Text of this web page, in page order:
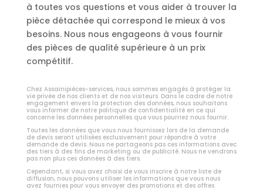
à toutes vos questions et vous aider à trouver la
pièce détachée qui correspond le mieux à vos
besoins. Nous nous engageons à vous fournir
des pièces de qualité supérieure à un prix
compétitif.
Chez Assainipièces-services, nous sommes engagés à protéger la
vie privée de nos clients et de nos visiteurs. Dans le cadre de notre
engagement envers la protection des données, nous souhaitons
vous informer de notre politique de confidentialité en ce qui
concerne les données personnelles que vous pourriez nous fournir.
Toutes les données que vous nous fournissez lors de la demande
de devis seront utilisées exclusivement pour répondre à votre
demande de devis. Nous ne partageons pas ces informations avec
des tiers à des fins de marketing ou de publicité. Nous ne vendrons
pas non plus ces données à des tiers.
Cependant, si vous avez choisi de vous inscrire à notre liste de
diffusion, nous pouvons utiliser les informations que vous nous
avez fournies pour vous envoyer des promotions et des offres